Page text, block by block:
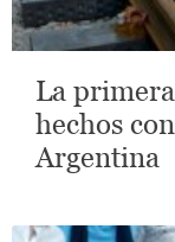
La
hechos
Argentina